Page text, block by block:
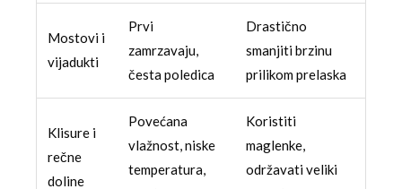
Mostovi i
vijadukti
Prvi
zamrzavaju,
česta poledica
Drastično
smanjiti brzinu
prilikom prelaska
Klisure i
rečne
doline
Povećana
vlažnost, niske
temperatura,
Koristiti
maglenke,
održavati veliki